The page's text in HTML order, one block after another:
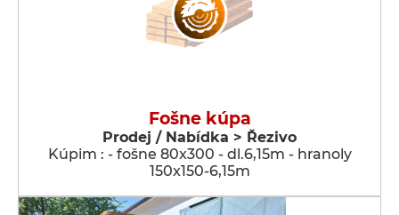
Fošne kúpa
Prodej / Nabídka > Řezivo
Kúpim : - fošne 80x300 - dl.6,15m - hranoly
150x150-6,15m